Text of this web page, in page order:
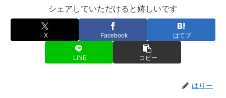
シェアしていただけると嬉しいです
X Facebook はてブ
LINE コピー
はりー